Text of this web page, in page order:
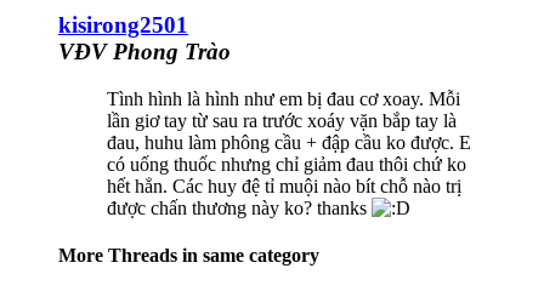
kisirong2501
VĐV Phong Trào
Tình hình là hình như em bị đau cơ xoay. Mỗi
lần giơ tay từ sau ra trước xoáy vặn bắp tay là
đau, huhu làm phông cầu + đập cầu ko được. E
có uống thuốc nhưng chỉ giảm đau thôi chứ ko
hết hẳn. Các huy đệ tỉ muội nào bít chỗ nào trị
được chấn thương này ko? thanks
More Threads in same category